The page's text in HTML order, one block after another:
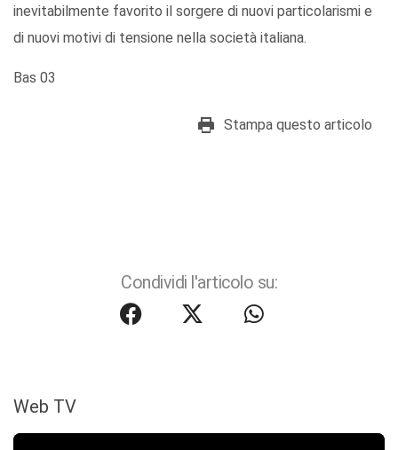
inevitabilmente favorito il sorgere di nuovi particolarismi e
di nuovi motivi di tensione nella società italiana.
Bas 03
Stampa questo articolo
Condividi l'articolo su:
Web TV